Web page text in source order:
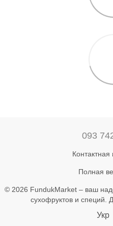
093
Полная
© 2026 FundukMarket – ваш
сухофруктов и специй.
Укр